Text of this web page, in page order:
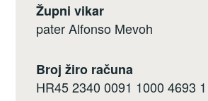
Župni vikar
pater Alfonso Mevoh
Broj žiro računa
HR45 2340 0091 1000 4693 1